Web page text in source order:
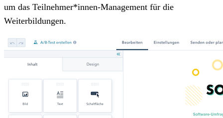
um das Teilnehmer*innen-Management für die
Weiterbildungen.